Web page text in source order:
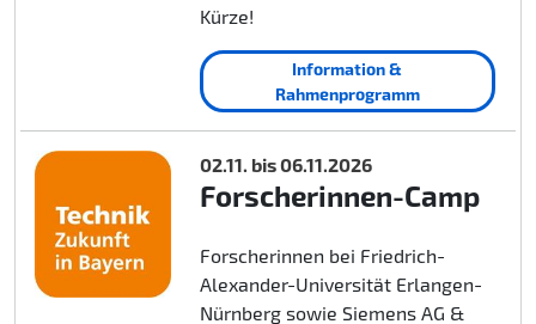
Kürze!
Information &
Rahmenprogramm
02.11. bis 06.11.2026
Forscherinnen-Camp
Forscherinnen bei Friedrich-
Alexander-Universität Erlangen-
Nürnberg sowie Siemens AG &